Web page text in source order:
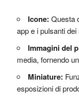
Icone: Questa
app e i pulsanti
Immagini del
media, fornendo
Miniature:
esposizioni di